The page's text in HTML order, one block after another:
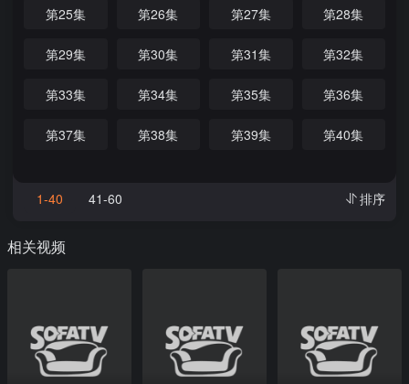
第25集 第26集 第27集 第28集
第29集 第30集 第31集 第32集
第33集 第34集 第35集 第36集
第37集 第38集 第39集 第40集
1-40 41-60 排序
相关视频